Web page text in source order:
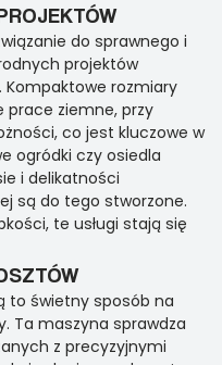
do sprawnego i
projektów
rozmiary
prace ziemne, przy
co jest kluczowe w
ogródki czy osiedla
i delikatności
są do tego stworzone.
te usługi stają się
to świetny sposób na
Ta maszyna sprawdza
z precyzyjnymi